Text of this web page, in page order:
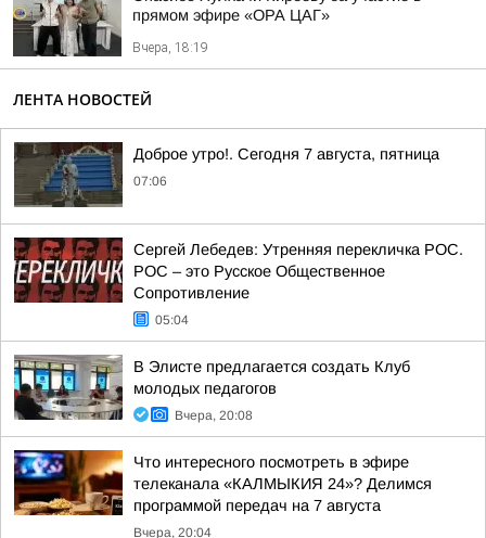
прямом эфире «ОРА ЦАГ»
Вчера, 18:19
ЛЕНТА НОВОСТЕЙ
Доброе утро!. Сегодня 7 августа, пятница
07:06
Сергей Лебедев: Утренняя перекличка РОС.
РОС – это Русское Общественное
Сопротивление
05:04
В Элисте предлагается создать Клуб
молодых педагогов
Вчера, 20:08
Что интересного посмотреть в эфире
телеканала «КАЛМЫКИЯ 24»? Делимся
программой передач на 7 августа
Вчера, 20:04